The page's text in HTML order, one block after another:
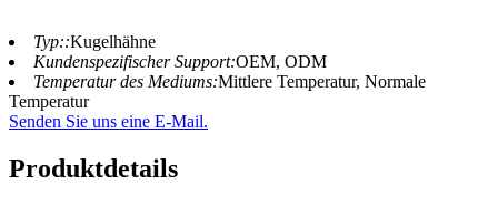
Typ::Kugelhähne
Kundenspezifischer Support:OEM, ODM
Temperatur des Mediums:Mittlere Temperatur, Normale
Temperatur
Senden Sie uns eine E-Mail.
Produktdetails